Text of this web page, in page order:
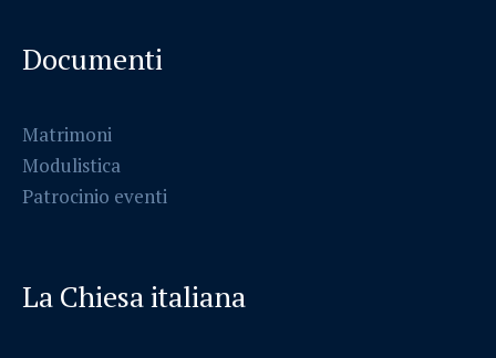
Documenti
Matrimoni
Modulistica
Patrocinio eventi
La Chiesa italiana